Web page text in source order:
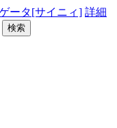
ータ[サイニィ] 詳細
検索